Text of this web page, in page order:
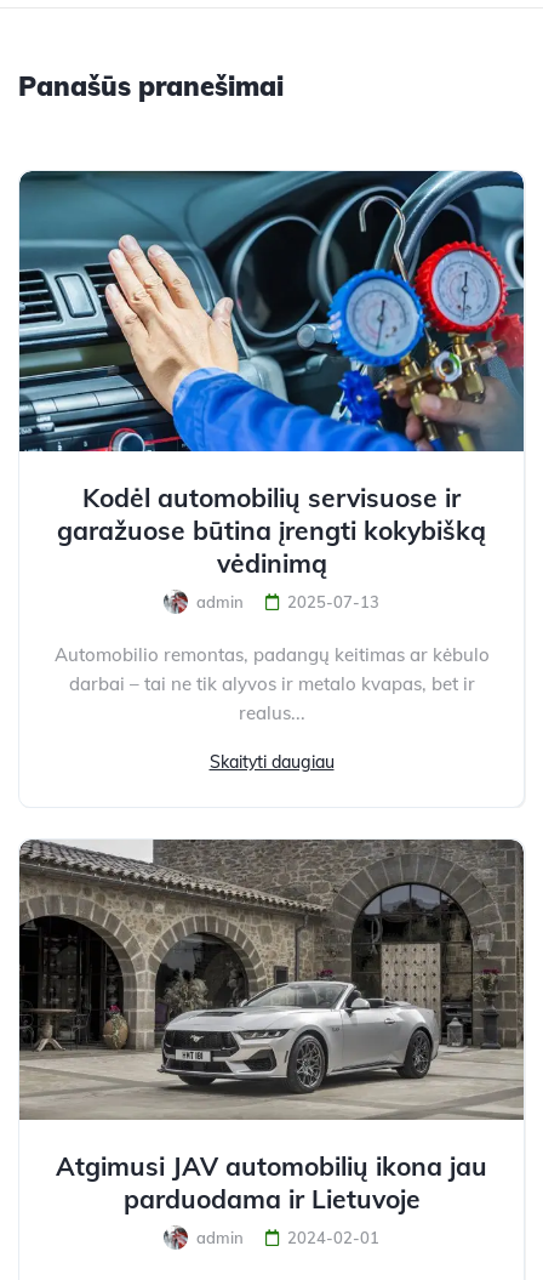
Panašūs pranešimai
Kodėl automobilių servisuose ir
garažuose būtina įrengti kokybišką
vėdinimą
admin 2025-07-13
Automobilio remontas, padangų keitimas ar kėbulo
darbai – tai ne tik alyvos ir metalo kvapas, bet ir
realus...
Skaityti daugiau
Atgimusi JAV automobilių ikona jau
parduodama ir Lietuvoje
admin 2024-02-01